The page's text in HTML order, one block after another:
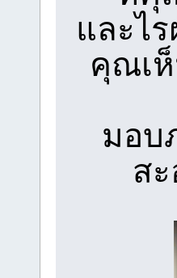
และไ
คุณเ
มอบ
ส